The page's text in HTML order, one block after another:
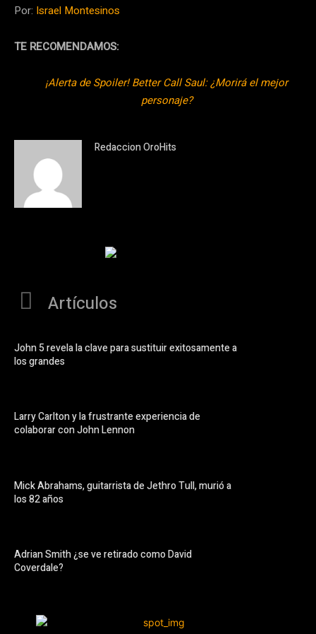
Por: Israel Montesinos
TE RECOMENDAMOS:
¡Alerta de Spoiler! Better Call Saul: ¿Morirá el mejor
personaje?
Redaccion OroHits
Artículos
John 5 revela la clave para sustituir exitosamente a
los grandes
Larry Carlton y la frustrante experiencia de
colaborar con John Lennon
Mick Abrahams, guitarrista de Jethro Tull, murió a
los 82 años
Adrian Smith ¿se ve retirado como David
Coverdale?